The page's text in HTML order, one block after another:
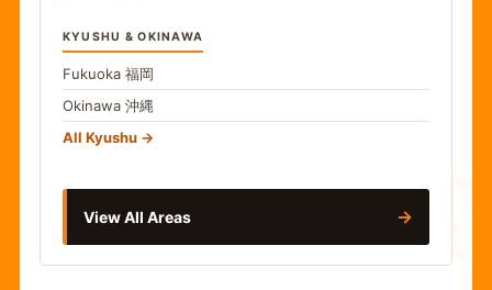
食
KYUSHU & OKINAWA
Fukuoka 福岡
Okinawa 沖縄
All Kyushu
View All Areas →